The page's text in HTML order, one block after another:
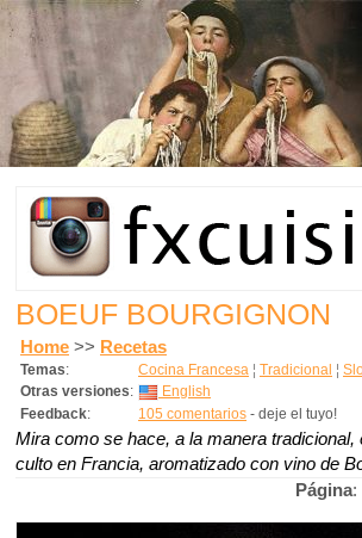
BOEUF BOURGIGNON
Home >> Recetas
Temas: Cocina Francesa ¦ Tradicional ¦
Otras versiones:
English
Feedback: 105 comentarios - deje el tuyo!
Mira como se hace, a la manera
culto en Francia, aromatizado con vino de
Página: